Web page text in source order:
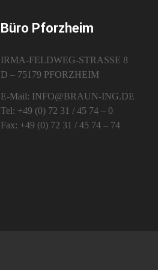
Büro Pforzheim
IRMA-FELDWEG-STRASSE 8
D – 75179 PFORZHEIM
E-Mail: INFO@BRAUN-ING.DE
Tel: +49 (0) 72 31 / 45 74 – 0
Fax: +49 (0) 72 31 / 45 74 – 74